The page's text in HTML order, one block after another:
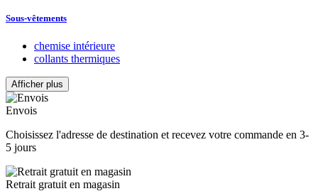
Sous-vêtements
chemise intérieure
collants thermiques
Effacer les filtres
Prix
Fabricants
ADULT 10
Afficher plus
Envois
Choisissez l'adresse de destination et recevez votre commande en 3-
5 jours
Retrait gratuit en magasin